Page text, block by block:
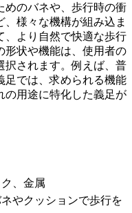
めのバネや、歩行時の衝
、様々な機構が組み込ま
、より自然で快適な歩行
形状や機能は、使用者の
択されます。例えば、普
足では、求められる機能
の用途に特化した義足が
、金属
やクッションで歩行を